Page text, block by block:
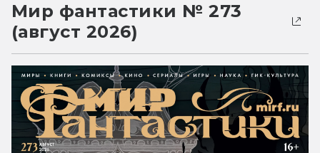
Мир фантастики № 273
(август 2026)